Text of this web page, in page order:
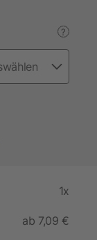
?
1x
ab 7,09 €